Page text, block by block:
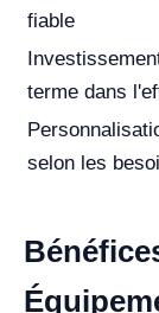
fiable
terme dans
selon les